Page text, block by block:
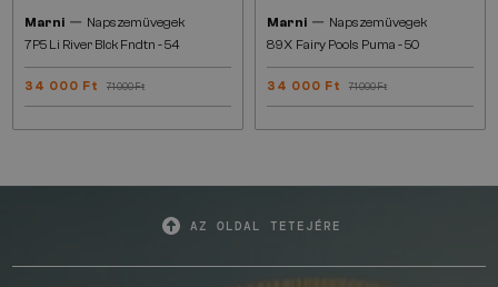
Marni — Napszemüvegek
7P5 Li River Blck Fndtn - 54
34 000 Ft 71 000 Ft
Marni — Napszemüvegek
89X Fairy Pools Puma - 50
34 000 Ft 71 000 Ft
AZ OLDAL TETEJÉRE